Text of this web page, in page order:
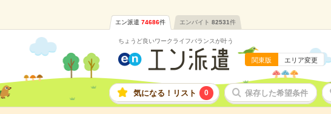
エン派遣 74686件 エンバイト 82531件
ちょうど良いワークライフバランスが叶う
関東版 エリア変更
気になる！リスト 0 保存した希望条件